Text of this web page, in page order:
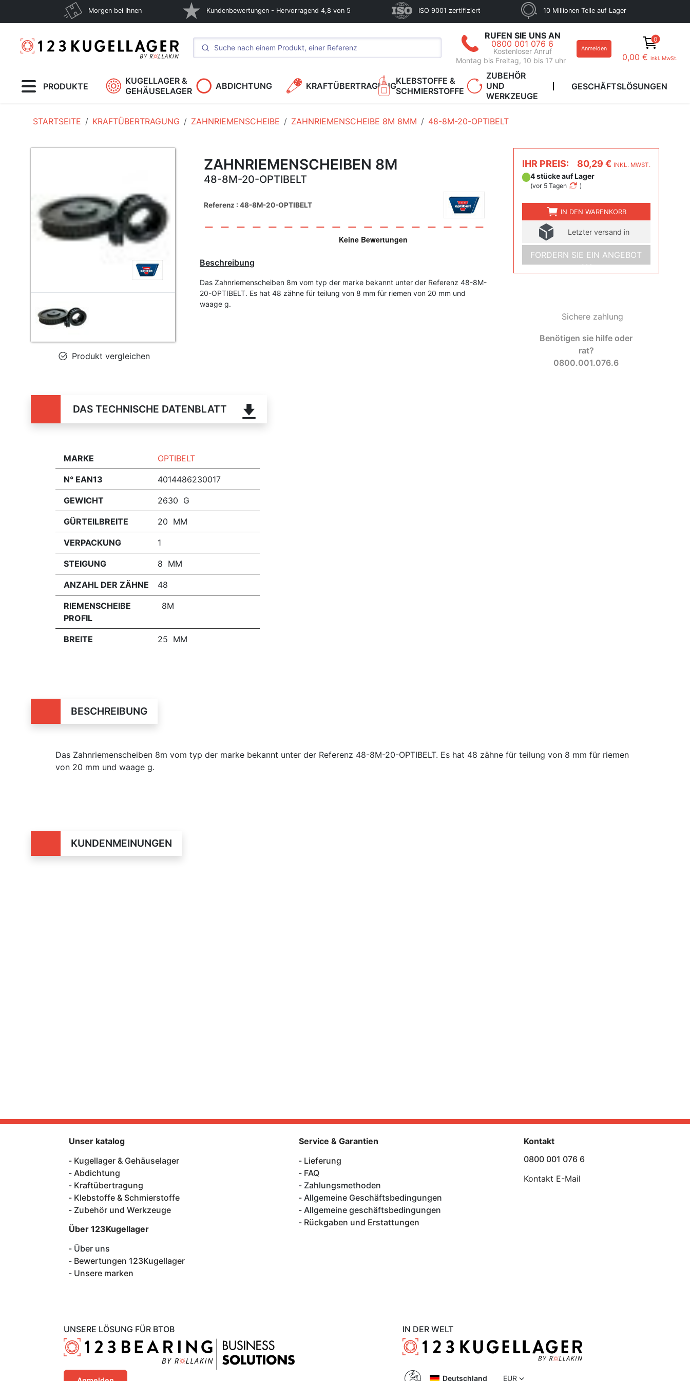
Morgen bei Ihnen Kundenbewertungen - Hervorragend 4,8 von 5 ISO 9001 zertifiziert 10 Millionen Teile auf Lager
RUFEN SIE UNS AN
0800 001 076 6
Kostenloser Anruf
Montag bis Freitag, 10 bis 17 uhr
Anmelden
0
0,00 € inkl. MwSt.
PRODUKTE
KUGELLAGER &
GEHÄUSELAGER
ABDICHTUNG KRAFTÜBERTRAGUNGKLEBSTOFFE &
SCHMIERSTOFFE
ZUBEHÖR
UND
WERKZEUGE
GESCHÄFTSLÖSUNGEN
STARTSEITE KRAFTÜBERTRAGUNG ZAHNRIEMENSCHEIBE ZAHNRIEMENSCHEIBE 8M 8MM 48-8M-20-OPTIBELT
Produkt vergleichen
ZAHNRIEMENSCHEIBEN 8M
48-8M-20-OPTIBELT
Referenz : 48-8M-20-OPTIBELT
Beschreibung
Das Zahnriemenscheiben 8m vom typ der marke bekannt unter der Referenz 48-8M-
20-OPTIBELT. Es hat 48 zähne für teilung von 8 mm für riemen von 20 mm und
waage g.
IHR PREIS: 80,29 € INKL. MWST.
4 stücke auf Lager
(vor 5 Tagen )
IN DEN WARENKORB
Letzter versand in
FORDERN SIE EIN ANGEBOT
AN
Sichere zahlung
Benötigen sie hilfe oder
rat?
0800.001.076.6
DAS TECHNISCHE DATENBLATT
MARKE OPTIBELT
N° EAN13 4014486230017
GEWICHT 2630 G
GÜRTEILBREITE 20 MM
VERPACKUNG 1
STEIGUNG 8 MM
ANZAHL DER ZÄHNE 48
RIEMENSCHEIBE
PROFIL
8M
BREITE 25 MM
BESCHREIBUNG
Das Zahnriemenscheiben 8m vom typ der marke bekannt unter der Referenz 48-8M-20-OPTIBELT. Es hat 48 zähne für teilung von 8 mm für riemen
von 20 mm und waage g.
KUNDENMEINUNGEN
UNSERE LÖSUNG FÜR BTOB
Unser katalog
Kugellager & Gehäuselager
Abdichtung
Kraftübertragung
Klebstoffe & Schmierstoffe
Zubehör und Werkzeuge
Über 123Kugellager
Über uns
Bewertungen 123Kugellager
Unsere marken
Service & Garantien
Lieferung
FAQ
Zahlungsmethoden
Allgemeine Geschäftsbedingungen
Allgemeine geschäftsbedingungen
Rückgaben und Erstattungen
Kontakt
0800 001 076 6
Kontakt E-Mail
IN DER WELT
Deutschland EUR